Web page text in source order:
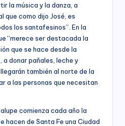
la música y la danza, a
que como dijo José, es
los santafesinos”. En la
“merece ser destacada la
que se hace desde la
a donar pañales, leche y
también al norte de la
a las personas que necesitan
comienza cada año la
hacen de Santa Fe una Ciudad